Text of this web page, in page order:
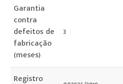
Garantia
contra
defeitos de
fabricação
(meses)
3
Registro